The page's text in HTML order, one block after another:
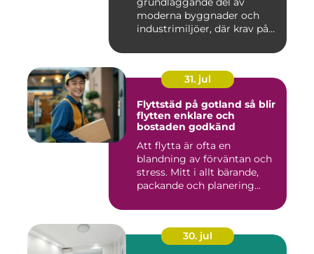
moderna byggnader och
industrimiljöer, där krav på
31. jul
Flyttstäd på gotland så blir
flytten enklare och
bostaden godkänd
Att flytta är ofta en
blandning av förväntan och
stress. Mitt i allt bärande,
packande och planering...
30. jul